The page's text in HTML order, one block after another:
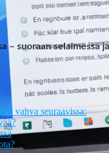
– suoraan
vahva seuraavissa: